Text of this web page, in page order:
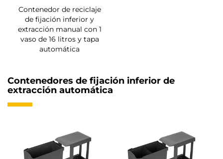
Contenedor de reciclaje
de fijación inferior y
extracción manual con 1
vaso de 16 litros y tapa
automática
Contenedores de fijación inferior de
extracción automática